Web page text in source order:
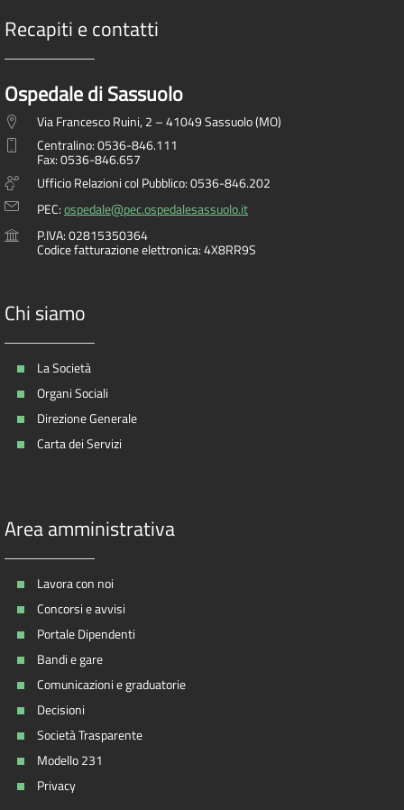
Recapiti e contatti
Ospedale di Sassuolo
Via Francesco Ruini, 2 – 41049 Sassuolo (MO)
Centralino: 0536-846.111
Fax: 0536-846.657
Ufficio Relazioni col Pubblico: 0536-846.202
PEC:ospedale@pec.ospedalesassuolo.it
P.IVA: 02815350364
Codice fatturazione elettronica: 4X8RR9S
Chi siamo
La Società
Organi Sociali
Direzione Generale
Carta dei Servizi
Area amministrativa
Lavora con noi
Concorsi e avvisi
Portale Dipendenti
Bandi e gare
Comunicazioni e graduatorie
Decisioni
Società Trasparente
Modello 231
Privacy